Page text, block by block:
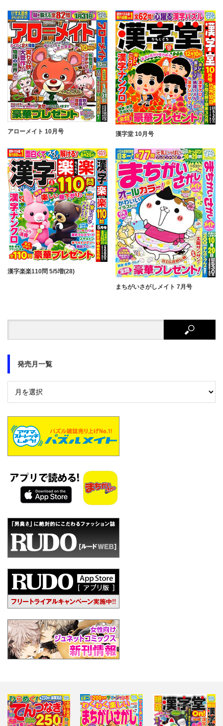
アローメイト 10月号 漢字堂 10月号
漢字楽楽110問 5/5増(28)
まちがいさがしメイト 7月号
発売月一覧